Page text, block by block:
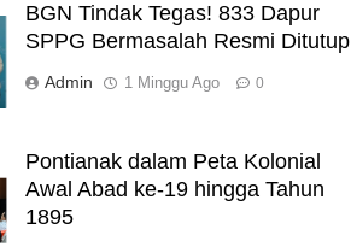
BGN Tindak Tegas! 833 Dapur
SPPG Bermasalah Resmi Ditutup
Admin 1 Minggu Ago 0
Pontianak dalam Peta Kolonial
Awal Abad ke-19 hingga Tahun
1895